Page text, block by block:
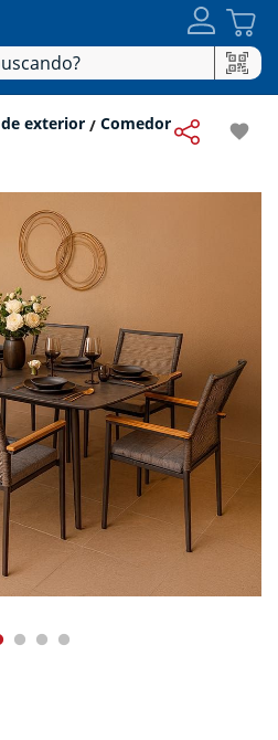
exterior Comedor
favorite